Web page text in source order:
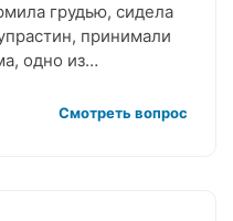
грудью, сидела
принимали
одно из…
Смотреть вопрос